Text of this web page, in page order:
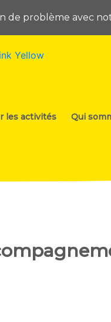
de problème avec
les activités Qui